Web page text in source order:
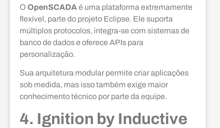
O OpenSCADA é uma plataforma extremamente
flexível, parte do projeto Eclipse. Ele suporta
múltiplos protocolos, integra-se com sistemas de
banco de dados e oferece APIs para
personalização.
Sua arquitetura modular permite criar aplicações
sob medida, mas isso também exige maior
conhecimento técnico por parte da equipe.
4. Ignition by Inductive